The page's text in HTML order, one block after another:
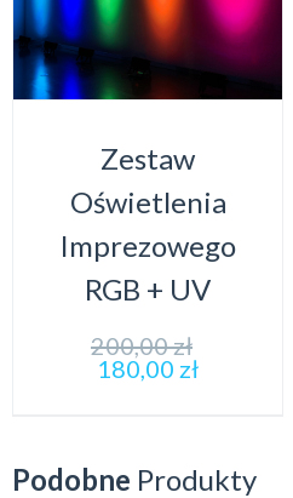
Zestaw
Oświetlenia
Imprezowego
RGB + UV
200,00zł
180,00 zł
Podobne Produkty